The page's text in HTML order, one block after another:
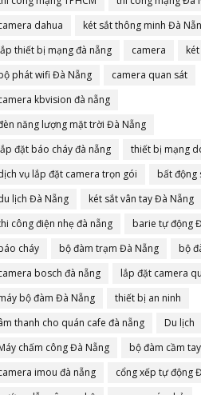
dahua
két sắt thông minh Đà
thiết bị mạng đà nẵng
camera
phát wifi Đà Nẵng
camera quan sát
kbvision đà nẵng
năng lượng mặt trời Đà Nẵng
đặt báo cháy đà nẵng
thiết bị mạng
vụ lắp đặt camera trọn gói
bất động
lịch Đà Nẵng
két sắt vân tay Đà Nẵng
công điện nhẹ đà nẵng
barie tự động
cháy
bộ đàm trạm Đà Nẵng
bộ
bosch đà nẵng
lắp đặt camera
bộ đàm Đà Nẵng
thiết bị an ninh
thanh cho quán cafe đà nẵng
Du lịch
chấm công Đà Nẵng
bộ đàm cầm
imou đà nẵng
cổng xếp tự động